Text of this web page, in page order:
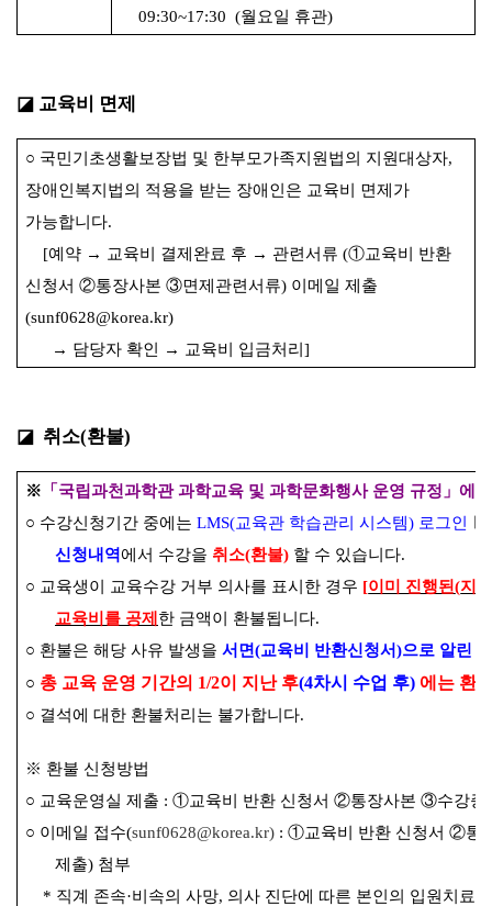
09:30~17:30 (월요일 휴관)
◪ 교육비 면제
○ 국민기초생활보장법 및 한부모가족지원법의 지원대상자,
장애인복지법의 적용을 받는 장애인은 교육비 면제가
가능합니다.
[예약 → 교육비 결제완료 후 → 관련서류 (①교육비 반환
신청서 ②통장사본 ③면제관련서류) 이메일 제출
(sunf0628@korea.kr)
→ 담당자 확인 → 교육비 입금처리 ]
◪ 취소(환불)
※ 「 국립과천과학관 과학교육 및 과학문화행사 운영 규정 」에
○ 수강신청기간 중에는 LMS(교육관 학습관리 시스템) 로그인
신청내역에서 수강을 취소(환불) 할 수 있습니다.
○ 교육생이 교육수강 거부 의사를 표시한 경우 [이미 진행된(지
교육비를 공제 한 금액이 환불됩니다.
○ 환불은 해당 사유 발생을서면(교육비 반환신청서)으로 알린
○ 총 교육 운영 기간의 1/2이 지난 후(4차시 수업 후) 에는 환
○ 결석에 대한 환불처리는 불가합니다.
※ 환불 신청방법
○ 교육운영실 제출 :①교육비 반환 신청서②통장사본③수강증
○ 이메일 접수(sunf0628@korea.kr) :①교육비 반환 신청서②통
제출) 첨부
* 직계 존속·비속의 사망, 의사 진단에 따른 본인의 입원치료